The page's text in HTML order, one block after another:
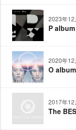
2023年12
P album
2020年12
O album
2017年12
The